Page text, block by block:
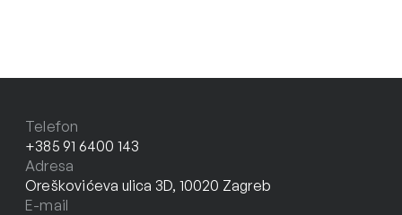
Telefon
+385 91 6400 143
Adresa
Oreškovićeva ulica 3D, 10020 Zagreb
E-mail